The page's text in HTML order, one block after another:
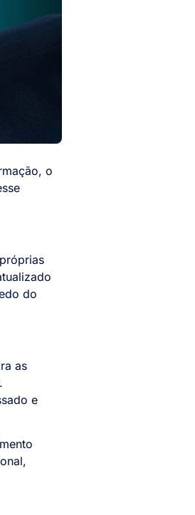
o
do
as
e